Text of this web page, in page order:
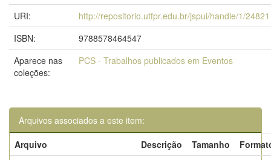
URI:
http://repositorio.utfpr.edu.br/jspui/handle/1/24821
ISBN:
9788578464547
Aparece nas
coleções:
PCS - Trabalhos publicados em Eventos
Arquivos associados a este item:
Arquivo
Descrição Tamanho